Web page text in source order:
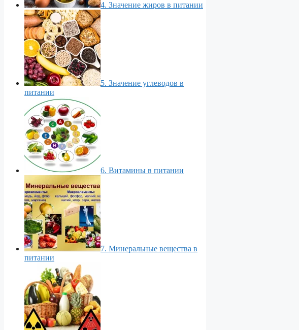
4. Значение жиров в питании
5. Значение углеводов в
питании
6. Витамины в питании
7. Минеральные вещества в
питании